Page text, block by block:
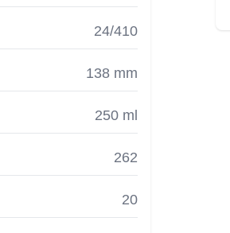
24/410
138 mm
250 ml
262
20